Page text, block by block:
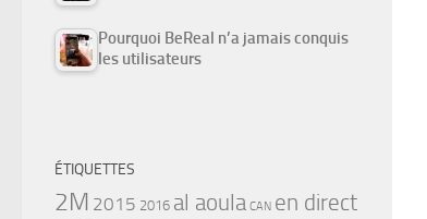
Pourquoi BeReal n’a jamais conquis
les utilisateurs
ÉTIQUETTES
2M 2015 2016 al aoula CAN en direct